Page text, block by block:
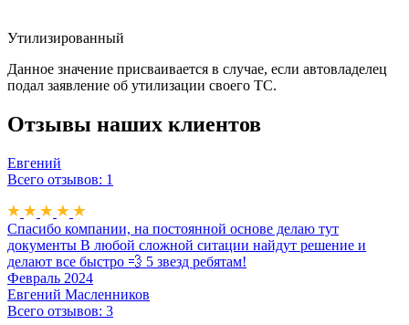
Утилизированный
Данное значение присваивается в случае, если автовладелец
подал заявление об утилизации своего ТС.
Отзывы наших клиентов
Евгений
Всего отзывов: 1
Спасибо компании, на постоянной основе делаю тут
документы В любой сложной ситации найдут решение и
делают все быстро 💨 5 звезд ребятам!
Февраль 2024
Евгений Масленников
Всего отзывов: 3